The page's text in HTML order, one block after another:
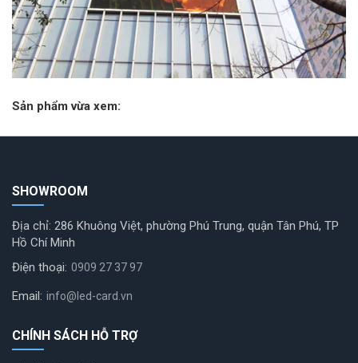
Sản phẩm vừa xem:
SHOWROOM
Địa chỉ: 286 Khuông Việt, phường Phú Trung, quận Tân Phú, TP
Hồ Chí Minh
Điện thoại: 0909 27 37 97
Email: info@led-card.vn
CHÍNH SÁCH HỖ TRỢ